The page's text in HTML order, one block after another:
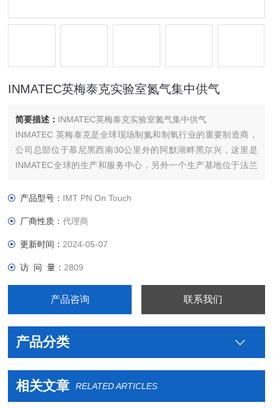
INMATEC英梅泰克实验室氮气集中供气
简要描述： INMATEC英梅泰克实验室氮气集中供气
INMATEC 英梅泰克是全球现场制氮和制氧行业的重要制造商，
公司总部位于慕尼黑西南30公里外的阿默湖畔黑尔兴，这里是
INMATEC全球的生产和服务中心，另外一个生产基地位于法兰
INMATEC产品的研发和生产均在德国，各地均有INMATEC的产
产品型号： IMT PN On Touch
厂商性质：代理商
更新时间： 2024-05-07
访 问 量： 2809
产品咨询 联系我们
产品分类
相关文章 RELATED ARTICLES